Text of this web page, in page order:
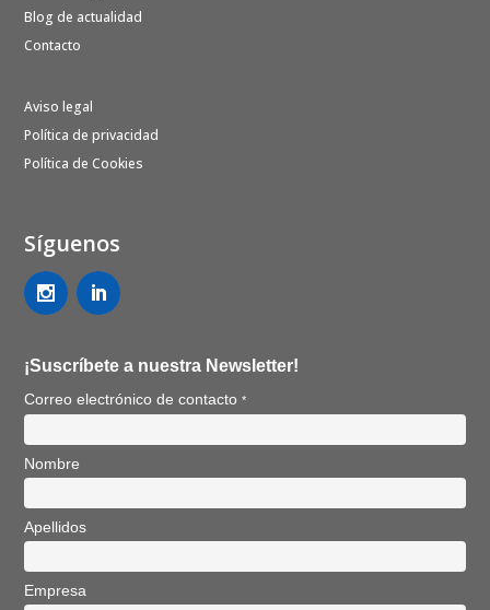
Blog de actualidad
Contacto
Aviso legal
Política de privacidad
Política de Cookies
Síguenos
¡Suscríbete a nuestra Newsletter!
Correo electrónico de contacto*
Nombre
Apellidos
Empresa